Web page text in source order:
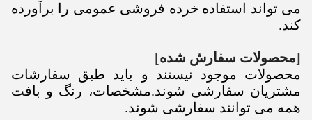
می تواند استفاده خرده فروشی عمومی را برآورده
کند.
[محصولات سفارش شده]
محصولات موجود نیستند و باید طبق سفارشات
مشتریان سفارشی شوند.مشخصات، رنگ و بافت
همه می توانند سفارشی شوند.